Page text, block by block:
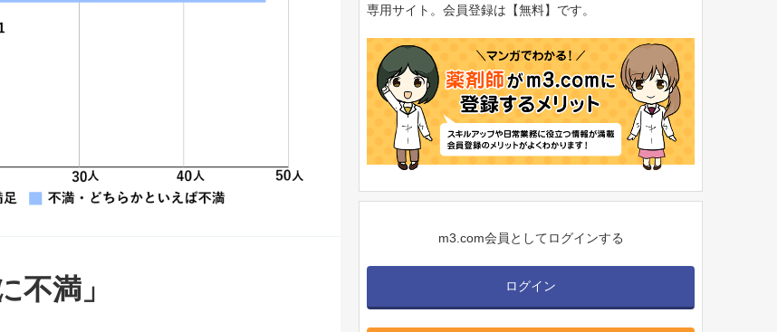
不満」
専用サイト。会員登録は【無料】です。
m3.com会員としてログインする
ログイン